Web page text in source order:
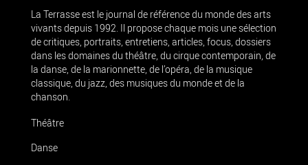
La Terrasse est le journal de référence du monde des arts
vivants depuis 1992. Il propose chaque mois une sélection
de critiques, portraits, entretiens, articles, focus, dossiers
dans les domaines du théâtre, du cirque contemporain, de
la danse, de la marionnette, de l’opéra, de la musique
classique, du jazz, des musiques du monde et de la
chanson.
Théâtre
Danse